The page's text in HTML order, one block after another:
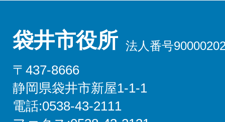
袋井市役所 法人番号
〒437-8666
静岡県袋井市新屋1-1-1
電話:0538-43-2111